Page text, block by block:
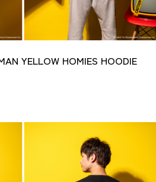
YELLOW HOMIES HOODIE